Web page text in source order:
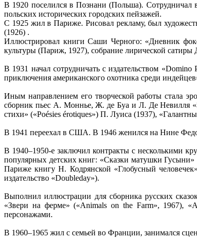
В 1920 поселился в Познани (Польша). Сотрудничал
польских исторических городских пейзажей.
С 1925 жил в Париже. Рисовал рекламу, был
(1926) .
Иллюстрировал книги Саши Черного: «Дневник
культуры (Париж, 1927), собрание лирической
В 1931 начал сотрудничать с издательством
приключения американского охотника среди
Иным направлением его творческой работы стала
сборник пьес А. Моннье, Ж. де Буа и Л. Де Невилля
стихи» («Poésies érotiques») П. Луиса (1937),
В 1941 переехал в США. В 1946 женился на Нине
В 1940–1950-е заключил контракты с несколькими
популярных детских книг: «Сказки матушки
Париже книгу Н. Кодрянской «Глобусный
издательство «Doubleday»).
Выполнил иллюстрации для сборника русских
«Звери на ферме» («Animals on the Farm», 1967),
персонажами.
В 1960–1965 жил с семьей во Франции, занимался